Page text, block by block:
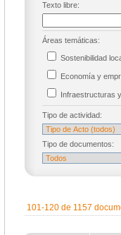
Texto libre:
Áreas temáticas:
Sostenibilidad
Economía y
Infraestructuras
Tipo de actividad:
Tipo de documentos:
101-120 de 1157